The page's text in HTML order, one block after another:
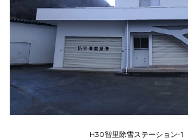
H30智里除雪ステーション-1